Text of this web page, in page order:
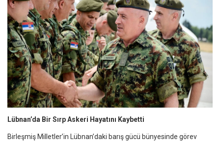
Lübnan’da Bir Sırp Askeri Hayatını Kaybetti
Birleşmiş Milletler’in Lübnan’daki barış gücü bünyesinde görev